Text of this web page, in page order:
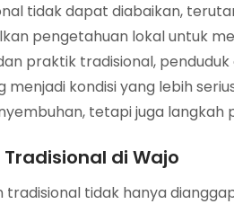
tidak dapat diabaikan,
pengetahuan lokal untuk
praktik tradisional,
kondisi yang lebih
tetapi juga langkah
di Wajo
tradisional tidak hanya